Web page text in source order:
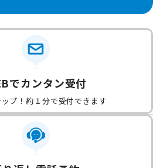
でカンタン受付
プ！約１分で受付できます